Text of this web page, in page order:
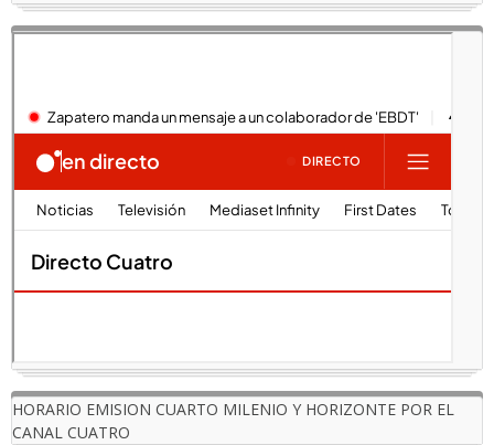
HORARIO EMISION CUARTO MILENIO Y HORIZONTE POR EL
CANAL CUATRO